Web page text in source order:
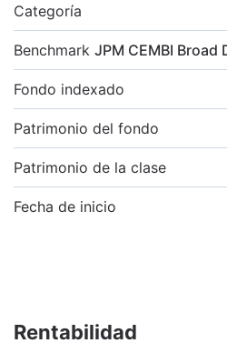
Categoría
Benchmark JPM CEMBI Broad
Fondo indexado
Patrimonio del fondo
Patrimonio de la clase
Fecha de inicio
Rentabilidad